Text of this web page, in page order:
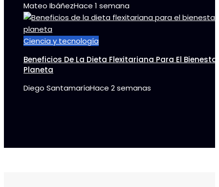
Mateo IbáñezHace 1 semana
Ciencia y tecnología
Beneficios De La Dieta Flexitariana Para El Bienestar
Planeta
Diego SantamaríaHace 2 semanas